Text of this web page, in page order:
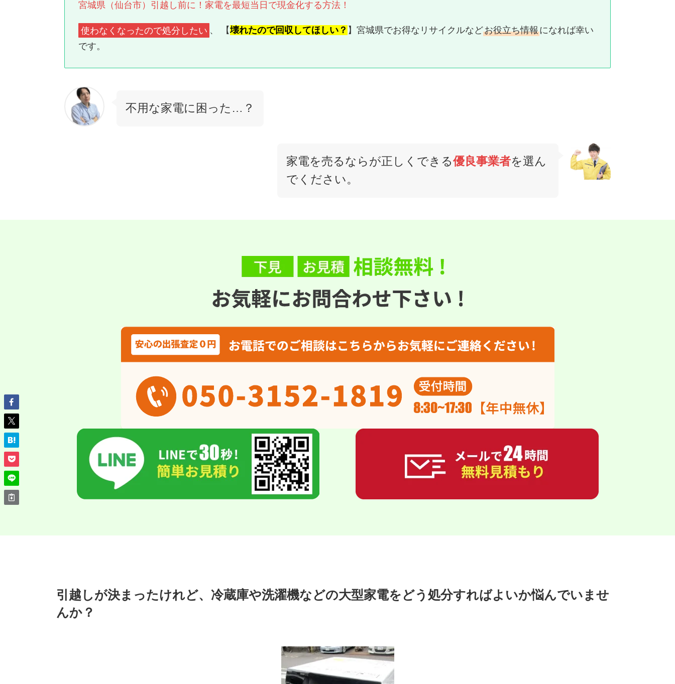
宮城県（仙台市）引越し前に！家電を最短当日で現金化する方法！
使わなくなったので処分したい 、 【壊れたので回収してほしい？ 】宮城県でお得なリサイクルなどお役立ち情報になれば幸い
です。
不用な家電に困った…？
家電を売るならが正しくできる優良事業者を選ん
でください。
引越しが決まったけれど、冷蔵庫や洗濯機などの大型家電をどう処分すればよいか悩んでいませ
んか？